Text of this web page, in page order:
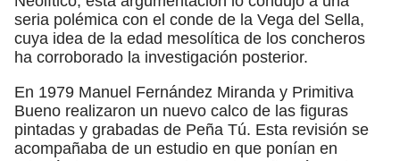
seria polémica con el conde de la Vega del Sella,
cuya idea de la edad mesolítica de los concheros
ha corroborado la investigación posterior.
En 1979 Manuel Fernández Miranda y Primitiva
Bueno realizaron un nuevo calco de las figuras
pintadas y grabadas de Peña Tú. Esta revisión se
acompañaba de un estudio en que ponían en